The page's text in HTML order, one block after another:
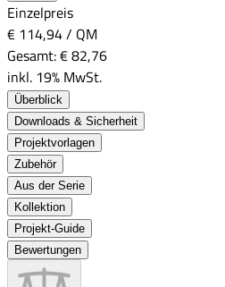
Einzelpreis
€ 114,94/ QM
Gesamt:€ 82,76
inkl. 19% MwSt.
Überblick
Downloads & Sicherheit
Projektvorlagen
Zubehör
Aus der Serie
Kollektion
Projekt-Guide
Bewertungen